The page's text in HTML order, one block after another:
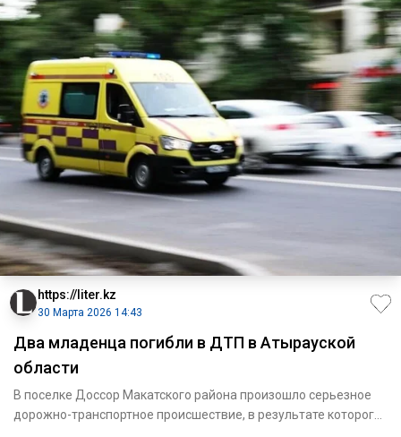
https://liter.kz
30 Марта 2026 14:43
Два младенца погибли в ДТП в Атырауской
области
В поселке Доссор Макатского района произошло серьезное
дорожно-транспортное происшествие, в результате которого